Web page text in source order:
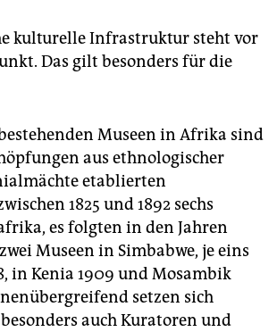
kulturelle Infrastruktur steht vor
Das gilt besonders für die
Museen in Afrika sind
aus ethnologischer
etablierten
1825 und 1892 sechs
es folgten in den Jahren
Museen in Simbabwe, je eins
in Kenia 1909 und Mosambik
setzen sich
auch Kuratoren und